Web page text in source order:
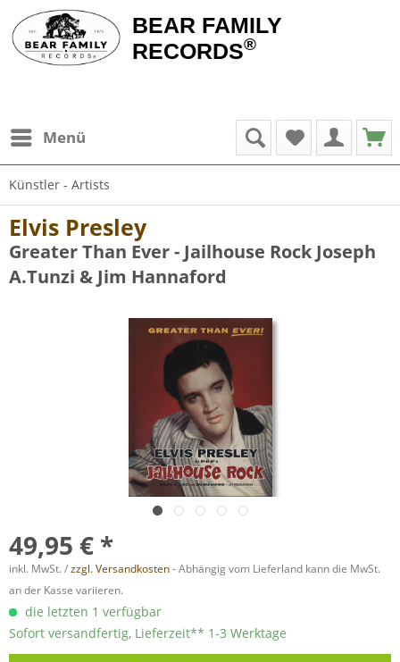
BEAR FAMILY
RECORDS®
Menü
Künstler - Artists
Elvis Presley
Greater Than Ever - Jailhouse Rock Joseph
A.Tunzi & Jim Hannaford
49,95 € *
inkl. MwSt. /zzgl. Versandkosten- Abhängig vom Lieferland kann die MwSt.
an der Kasse variieren.
die letzten 1 verfügbar
Sofort versandfertig, Lieferzeit** 1-3 Werktage